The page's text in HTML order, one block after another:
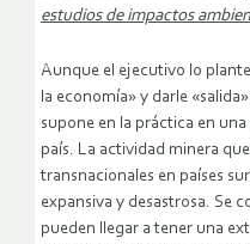
estudios de impactos
Aunque el ejecutivo lo
la economía» y darle
supone en la práctica en
país. La actividad minera
transnacionales en países
expansiva y desastrosa. Se
pueden llegar a tener una